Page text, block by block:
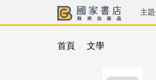
主
首頁 文學